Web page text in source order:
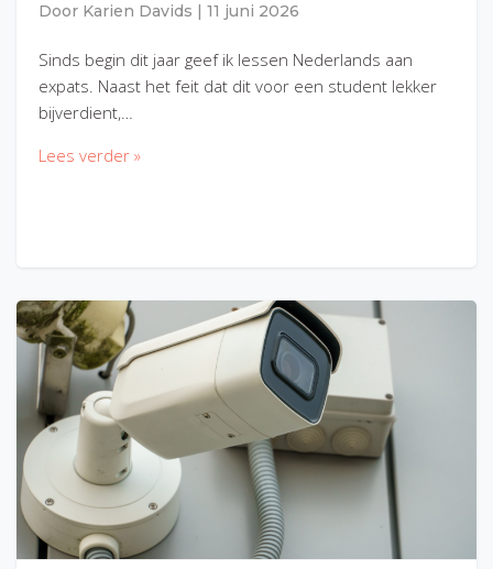
Door Karien Davids 11 juni 2026
Sinds begin dit jaar geef ik lessen Nederlands aan
expats. Naast het feit dat dit voor een student lekker
bijverdient,…
Lees verder »